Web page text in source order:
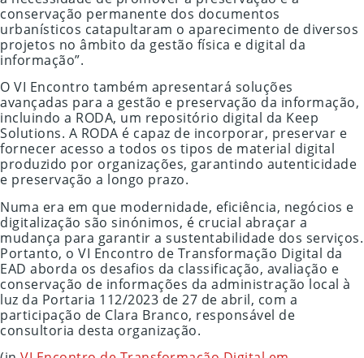
conservação permanente dos documentos
urbanísticos catapultaram o aparecimento de diversos
projetos no âmbito da gestão física e digital da
informação”.
O VI Encontro também apresentará soluções
avançadas para a gestão e preservação da informação,
incluindo a RODA, um repositório digital da Keep
Solutions. A RODA é capaz de incorporar, preservar e
fornecer acesso a todos os tipos de material digital
produzido por organizações, garantindo autenticidade
e preservação a longo prazo.
Numa era em que modernidade, eficiência, negócios e
digitalização são sinónimos, é crucial abraçar a
mudança para garantir a sustentabilidade dos serviços.
Portanto, o VI Encontro de Transformação Digital da
EAD aborda os desafios da classificação, avaliação e
conservação de informações da administração local à
luz da Portaria 112/2023 de 27 de abril, com a
participação de Clara Branco, responsável de
consultoria desta organização.